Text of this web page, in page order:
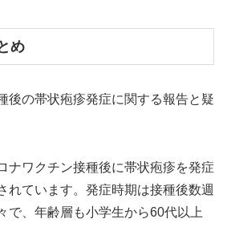
め
後の帯状疱疹発症に関する報告と疑
ナワクチン接種後に帯状疱疹を発症
れています。発症時期は接種後数週
で、年齢層も小学生から60代以上